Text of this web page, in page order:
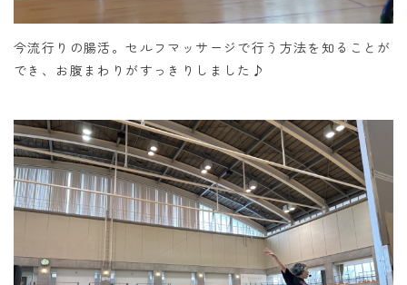
今流行りの腸活。セルフマッサージで行う方法を知ることが
でき、お腹まわりがすっきりしました♪